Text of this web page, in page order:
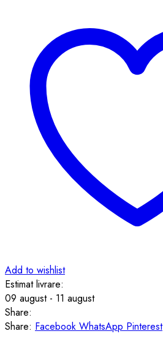
Add to wishlist
Estimat livrare:
09 august - 11 august
Share:
Share: Facebook WhatsApp Pinterest